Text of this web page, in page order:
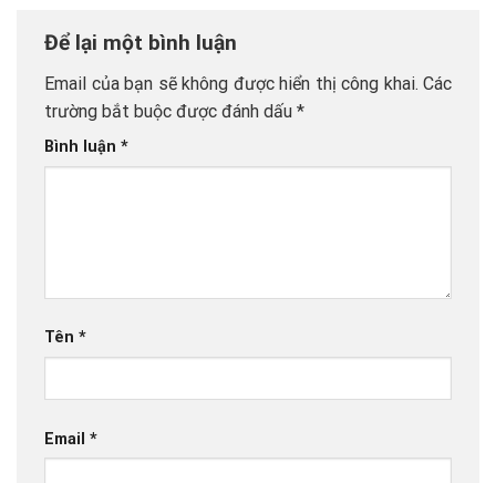
Để lại một bình luận
Email của bạn sẽ không được hiển thị công khai. Các
trường bắt buộc được đánh dấu *
Bình luận *
Tên *
Email *